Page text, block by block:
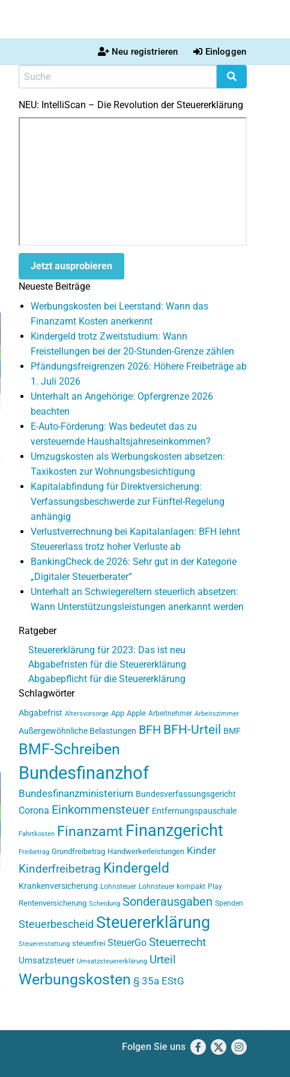
Neu registrieren Einloggen
NEU: IntelliScan – Die Revolution der Steuererklärung
Jetzt ausprobieren
Neueste Beiträge
Werbungskosten bei Leerstand: Wann das
Finanzamt Kosten anerkennt
Kindergeld trotz Zweitstudium: Wann
Freistellungen bei der 20-Stunden-Grenze zählen
Pfändungsfreigrenzen 2026: Höhere Freibeträge ab
1. Juli 2026
Unterhalt an Angehörige: Opfergrenze 2026
beachten
E-Auto-Förderung: Was bedeutet das zu
versteuernde Haushaltsjahreseinkommen?
Umzugskosten als Werbungskosten absetzen:
Taxikosten zur Wohnungsbesichtigung
Kapitalabfindung für Direktversicherung:
Verfassungsbeschwerde zur Fünftel-Regelung
anhängig
Verlustverrechnung bei Kapitalanlagen: BFH lehnt
Steuererlass trotz hoher Verluste ab
BankingCheck.de 2026: Sehr gut in der Kategorie
„Digitaler Steuerberater“
Unterhalt an Schwiegereltern steuerlich absetzen:
Wann Unterstützungsleistungen anerkannt werden
Ratgeber
Steuererklärung für 2023: Das ist neu
Abgabefristen für die Steuererklärung
Abgabepflicht für die Steuererklärung
Schlagwörter
Abgabefrist Altersvorsorge App Apple Arbeitnehmer Arbeitszimmer
Außergewöhnliche Belastungen BFH BFH-Urteil BMF
BMF-Schreiben
Bundesfinanzhof
Bundesfinanzministerium Bundesverfassungsgericht
Corona Einkommensteuer Entfernungspauschale
Fahrtkosten Finanzamt Finanzgericht
Freibetrag Grundfreibetrag Handwerkerleistungen Kinder
Kinderfreibetrag Kindergeld
Krankenversicherung Lohnsteuer Lohnsteuer kompakt Play
Rentenversicherung Scheidung Sonderausgaben Spenden
Steuerbescheid Steuererklärung
Steuererstattung steuerfrei SteuerGo Steuerrecht
Umsatzsteuer Umsatzsteuererklärung Urteil
Werbungskosten § 35a EStG
Folgen Sie uns Facebook
X Instagram